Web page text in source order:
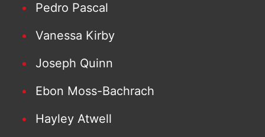
Pedro Pascal
Vanessa Kirby
Joseph Quinn
Ebon Moss-Bachrach
Hayley Atwell